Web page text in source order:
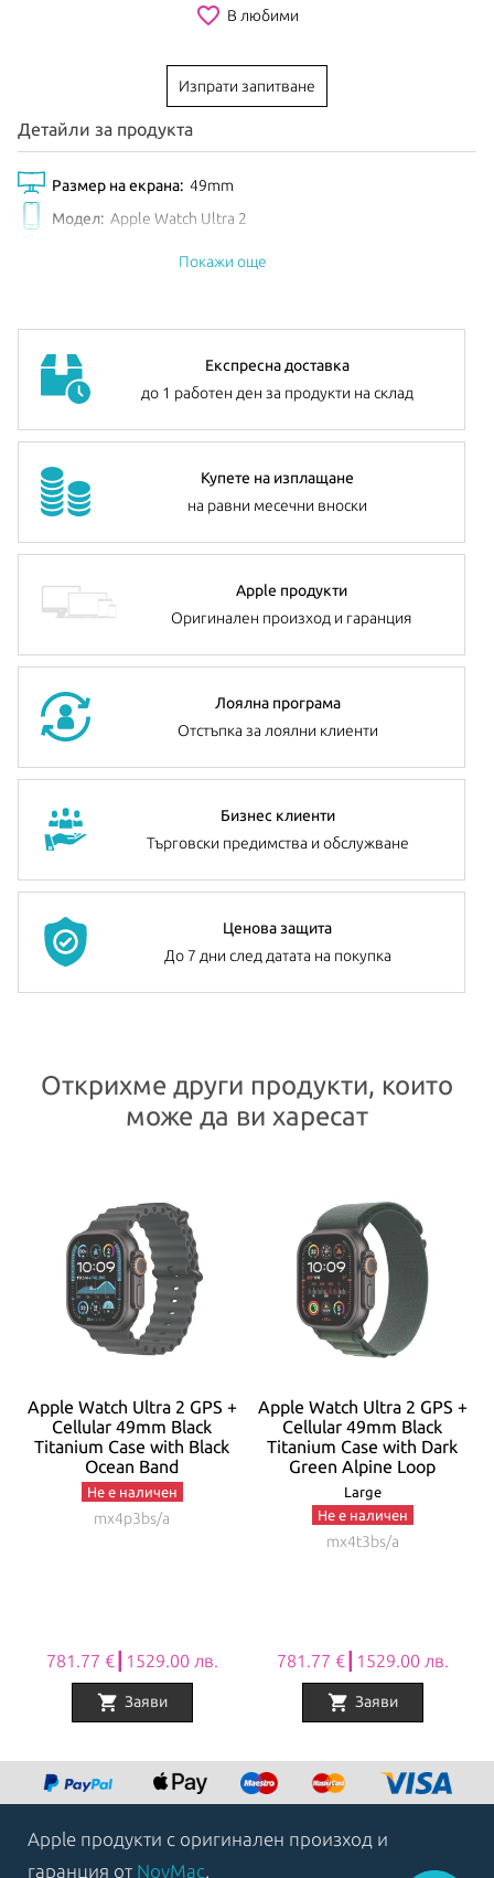
favorite_border В любими
Изпрати запитване
Детайли за продукта
Размер на екрана: 49mm
Модел: Apple Watch Ultra 2
Покажи още
Експресна доставка
до 1 работен ден за продукти на склад
Купете на изплащане
на равни месечни вноски
Apple продукти
Оригинален произход и гаранция
Лоялна програма
Отстъпка за лоялни клиенти
Бизнес клиенти
Търговски предимства и обслужване
Ценова защита
До 7 дни след датата на покупка
Открихме други продукти, които
може да ви харесат
Apple Watch Ultra 2 GPS +
Cellular 49mm Black
Titanium Case with Black
Ocean Band
Не е наличен
mx4p3bs/a
781.77 €┃1529.00 лв.
shopping_cart Заяви
Apple Watch Ultra 2 GPS +
Cellular 49mm Black
Titanium Case with Dark
Green Alpine Loop
Large
Не е наличен
mx4t3bs/a
781.77 €┃1529.00 лв.
shopping_cart Заяви
8
Apple продукти с оригинален произход и
гаранция от NovMac.